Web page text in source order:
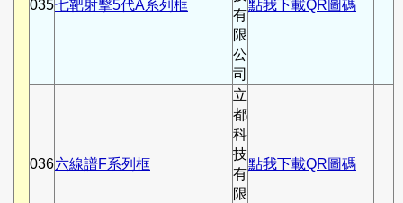
035七靶射擊5代A系列框
有
限
公
司
點我下載QR圖碼
036六線譜F系列框
立
都
科
技
有
限
點我下載QR圖碼